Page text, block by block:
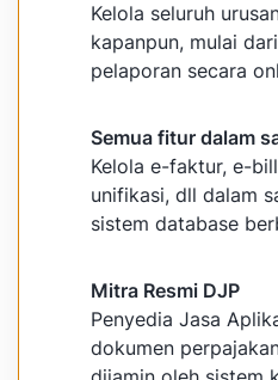
Kelola seluruh
kapanpun, mulai
pelaporan secara
Semua fitur dalam
Kelola e-faktur, e-
unifikasi, dll dalam
sistem database
Mitra Resmi DJP
Penyedia Jasa
dokumen